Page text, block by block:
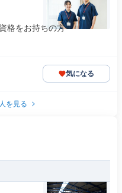
格をお持ちの方
気になる
を見る